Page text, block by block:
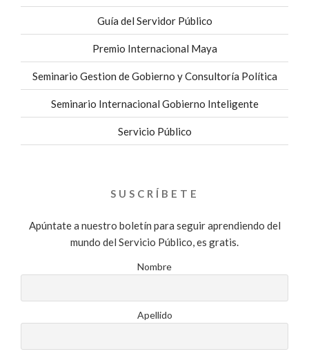
Guía del Servidor Público
Premio Internacional Maya
Seminario Gestion de Gobierno y Consultoría Política
Seminario Internacional Gobierno Inteligente
Servicio Público
SUSCRÍBETE
Apúntate a nuestro boletín para seguir aprendiendo del
mundo del Servicio Público, es gratis.
Nombre
Apellido